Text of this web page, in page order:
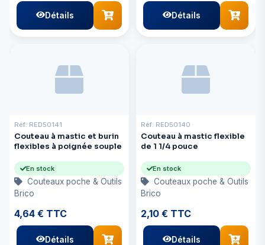
Détails Détails
Réf: RED50141
Couteau à mastic et burin
flexibles à poignée souple
En stock
Couteaux poche & Outils
Brico
4,64 € TTC
Détails
Réf: RED50140
Couteau à mastic flexible
de 1 1/4 pouce
En stock
Couteaux poche & Outils
Brico
2,10 € TTC
Détails